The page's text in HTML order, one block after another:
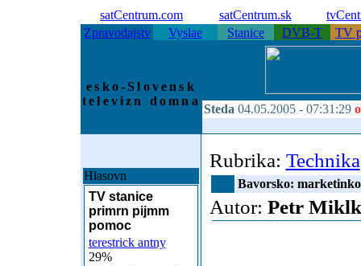
satCentrum.com satCentrum.sk
Zpravodajstv
Vyslae Stanice DVB-T TV
esko-Slovensk
televizn domna
Steda 04.05.2005 - 07:31:29
Hlasovn
TV stanice
primrn pijmm
pomoc
terestrick antny
29%
Rubrika: Technika
Bavorsko:
Autor: Petr